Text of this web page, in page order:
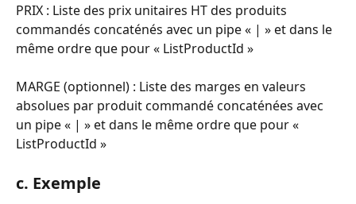
PRIX : Liste des prix unitaires HT des produits
commandés concaténés avec un pipe « | » et dans le
même ordre que pour « ListProductId »
MARGE (optionnel) : Liste des marges en valeurs
absolues par produit commandé concaténées avec
un pipe « | » et dans le même ordre que pour «
ListProductId »
c. Exemple